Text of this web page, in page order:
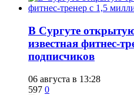
В Сургуте
известная фитнес-
подписчиков
06 августа в 13:28
597 0